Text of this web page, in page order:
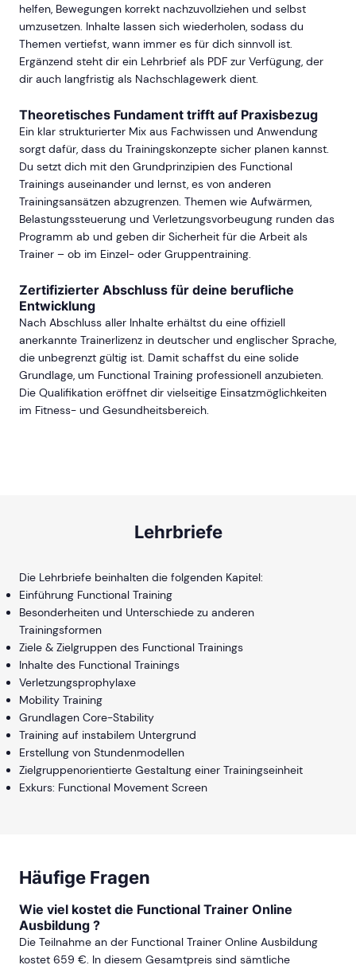
helfen, Bewegungen korrekt nachzuvollziehen und selbst
umzusetzen. Inhalte lassen sich wiederholen, sodass du
Themen vertiefst, wann immer es für dich sinnvoll ist.
Ergänzend steht dir ein Lehrbrief als PDF zur Verfügung, der
dir auch langfristig als Nachschlagewerk dient.
Theoretisches Fundament trifft auf Praxisbezug
Ein klar strukturierter Mix aus Fachwissen und Anwendung
sorgt dafür, dass du Trainingskonzepte sicher planen kannst.
Du setzt dich mit den Grundprinzipien des Functional
Trainings auseinander und lernst, es von anderen
Trainingsansätzen abzugrenzen. Themen wie Aufwärmen,
Belastungssteuerung und Verletzungsvorbeugung runden das
Programm ab und geben dir Sicherheit für die Arbeit als
Trainer – ob im Einzel- oder Gruppentraining.
Zertifizierter Abschluss für deine berufliche
Entwicklung
Nach Abschluss aller Inhalte erhältst du eine offiziell
anerkannte Trainerlizenz in deutscher und englischer Sprache,
die unbegrenzt gültig ist. Damit schaffst du eine solide
Grundlage, um Functional Training professionell anzubieten.
Die Qualifikation eröffnet dir vielseitige Einsatzmöglichkeiten
im Fitness- und Gesundheitsbereich.
Lehrbriefe
Die Lehrbriefe beinhalten die folgenden Kapitel:
Einführung Functional Training
Besonderheiten und Unterschiede zu anderen
Trainingsformen
Ziele & Zielgruppen des Functional Trainings
Inhalte des Functional Trainings
Verletzungsprophylaxe
Mobility Training
Grundlagen Core-Stability
Training auf instabilem Untergrund
Erstellung von Stundenmodellen
Zielgruppenorientierte Gestaltung einer Trainingseinheit
Exkurs: Functional Movement Screen
Häufige Fragen
Wie viel kostet die Functional Trainer Online
Ausbildung ?
Die Teilnahme an der Functional Trainer Online Ausbildung
kostet 659 €. In diesem Gesamtpreis sind sämtliche